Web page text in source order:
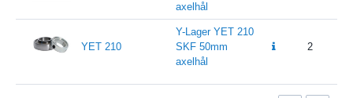
axelhål
YET 210
Y-Lager YET 210
SKF 50mm
axelhål
2